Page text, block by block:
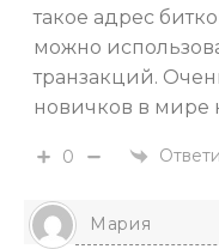
такое адрес
можно
транзакций.
новичков в мире
0
Мария